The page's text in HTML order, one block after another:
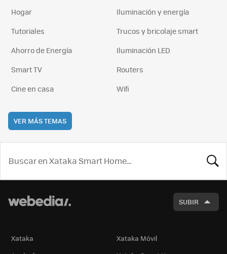
Hogar
Iluminación y energía
Tutoriales
Trucos y bricolaje smart
Ahorro de Energía
Iluminación LED
Smart TV
Routers
Cine en casa
Wifi
VER MÁS TEMAS
SUBIR
Xataka
Xataka Móvil